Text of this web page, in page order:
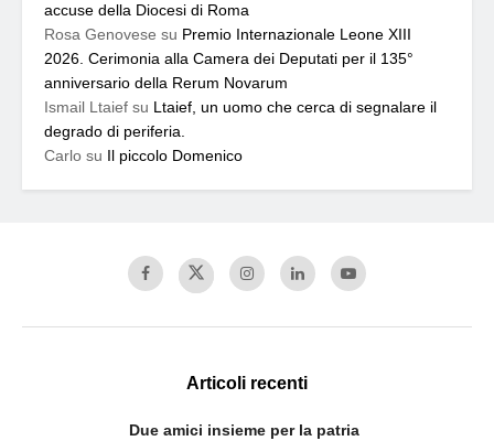
accuse della Diocesi di Roma
Rosa Genovese su Premio Internazionale Leone XIII
2026. Cerimonia alla Camera dei Deputati per il 135°
anniversario della Rerum Novarum
Ismail Ltaief su Ltaief, un uomo che cerca di segnalare il
degrado di periferia.
Carlo su Il piccolo Domenico
Articoli recenti
Due amici insieme per la patria